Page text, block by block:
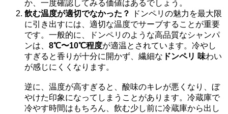
か、一度確認してみる価値はあるでしょう。
飲む温度が適切でなかった？
ドンペリの魅力を最大限
に引き出すには、適切な温度でサーブすることが重要
です。一般的に、ドンペリのような高品質なシャンパ
ンは、 8℃〜10℃程度が適温とされています。冷やし
すぎると香りが十分に開かず、繊細な ドンペリ 味わい
が感じにくくなります。
逆に、温度が高すぎると、酸味のキレが悪くなり、ぼ
やけた印象になってしまうことがあります。冷蔵庫で
冷やす時間はもちろん、飲む少し前に冷蔵庫から出し